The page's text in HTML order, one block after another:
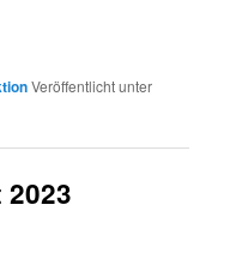
Veröffentlicht unter